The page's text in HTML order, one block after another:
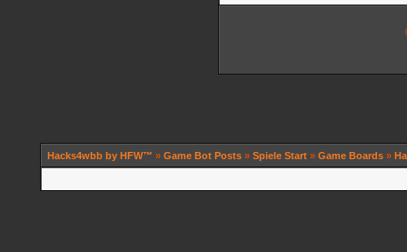
Hacks4wbb by HFW™ » Game Bot Posts » Spiele Start » Game Boards »